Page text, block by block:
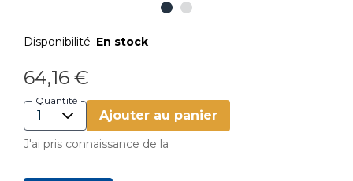
Disponibilité :En stock
64,16 €
Quantité
Ajouter au panier
J'ai pris connaissance de la